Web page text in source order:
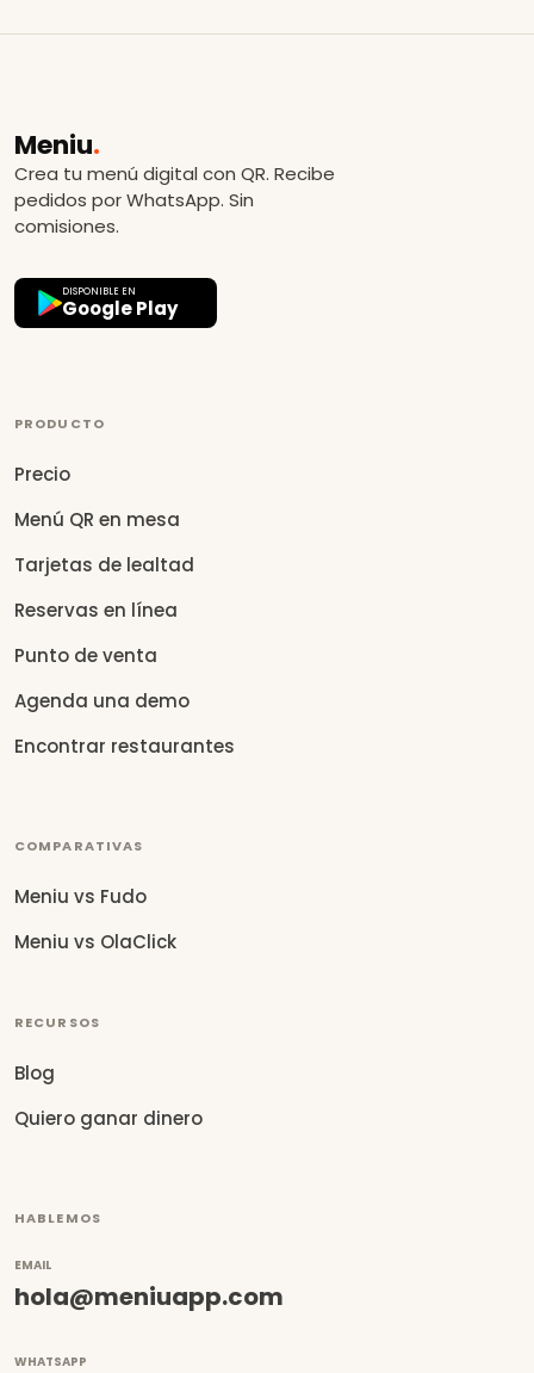
Meniu.
Crea tu menú digital con QR. Recibe
pedidos por WhatsApp. Sin
comisiones.
DISPONIBLE EN
Google Play
PRODUCTO
Precio
Menú QR en mesa
Tarjetas de lealtad
Reservas en línea
Punto de venta
Agenda una demo
Encontrar restaurantes
COMPARATIVAS
Meniu vs Fudo
Meniu vs OlaClick
RECURSOS
Blog
Quiero ganar dinero
HABLEMOS
EMAIL
hola@meniuapp.com
WHATSAPP